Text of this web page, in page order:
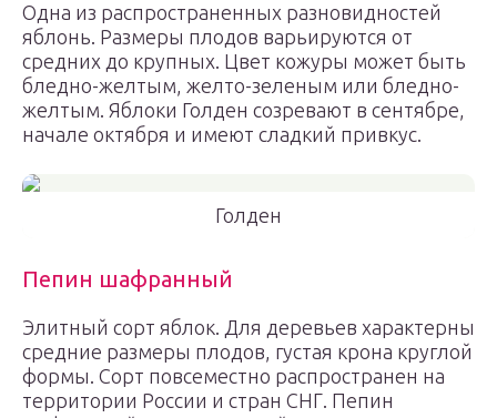
Одна из распространенных разновидностей
яблонь. Размеры плодов варьируются от
средних до крупных. Цвет кожуры может быть
бледно-желтым, желто-зеленым или бледно-
желтым. Яблоки Голден созревают в сентябре,
начале октября и имеют сладкий привкус.
Голден
Пепин шафранный
Элитный сорт яблок. Для деревьев характерны
средние размеры плодов, густая крона круглой
формы. Сорт повсеместно распространен на
территории России и стран СНГ. Пепин